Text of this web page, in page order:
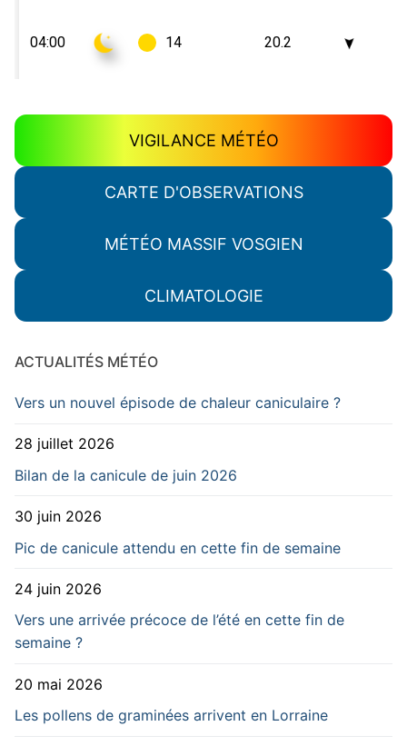
VIGILANCE MÉTÉO
CARTE D'OBSERVATIONS
MÉTÉO MASSIF VOSGIEN
CLIMATOLOGIE
ACTUALITÉS MÉTÉO
Vers un nouvel épisode de chaleur caniculaire ?
28 juillet 2026
Bilan de la canicule de juin 2026
30 juin 2026
Pic de canicule attendu en cette fin de semaine
24 juin 2026
Vers une arrivée précoce de l’été en cette fin de
semaine ?
20 mai 2026
Les pollens de graminées arrivent en Lorraine